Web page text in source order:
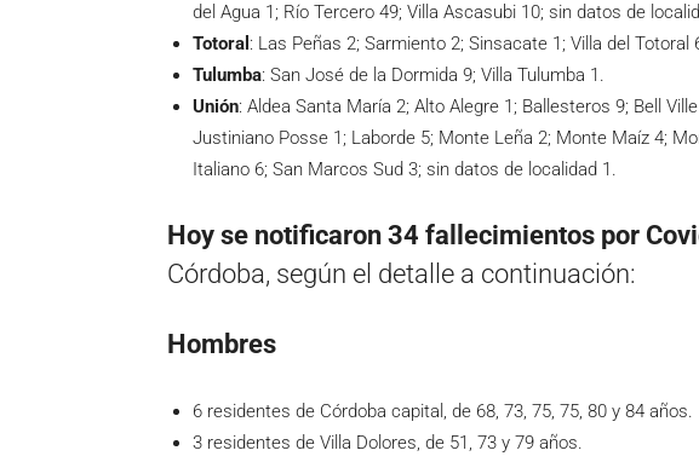
del Agua 1; Río Tercero 49; Villa Ascasubi 10; sin datos de
Totoral : Las Peñas 2; Sarmiento 2; Sinsacate 1; Villa del Totoral
Tulumba: San José de la Dormida 9; Villa Tulumba 1.
Unión: Aldea Santa María 2; Alto Alegre 1; Ballesteros 9; Bell
Justiniano Posse 1; Laborde 5; Monte Leña 2; Monte Maíz 4;
Italiano 6; San Marcos Sud 3; sin datos de localidad 1.
Hoy se notificaron 34 fallecimientos por
Córdoba, según el detalle a continuación:
Hombres
6 residentes de Córdoba capital, de 68, 73, 75, 75, 80 y 84 años.
3 residentes de Villa Dolores, de 51, 73 y 79 años.